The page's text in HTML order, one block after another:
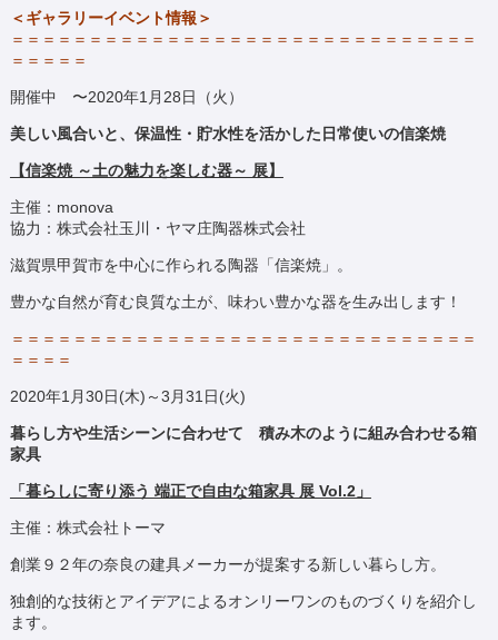
＜ギャラリーイベント情報＞
＝＝＝＝＝＝＝＝＝＝＝＝＝＝＝＝＝＝＝＝＝＝＝＝＝＝＝＝＝＝
＝＝＝＝＝
開催中 〜2020年1月28日（火）
美しい風合いと、 保温性・貯水性を活かした 日常使いの信楽焼
【信楽焼 ～土の魅力を楽しむ器～ 展】
主催：monova
協力：株式会社玉川・ヤマ庄陶器株式会社
滋賀県甲賀市を中心に作られる陶器「信楽焼」。
豊かな自然が育む良質な土が、味わい豊かな器を生み出します！
＝＝＝＝＝＝＝＝＝＝＝＝＝＝＝＝＝＝＝＝＝＝＝＝＝＝＝＝＝＝
＝＝＝＝
2020年1月30日(木)～3月31日(火)
暮らし方や生活シーンに合わせて 積み木のように組み合わせる箱
家具
「暮らしに寄り添う 端正で自由な箱家具 展 Vol.2」
主催：株式会社トーマ
創業９２年の奈良の建具メーカーが提案する新しい暮らし方。
独創的な技術とアイデアによるオンリーワンのものづくりを紹介し
ます。